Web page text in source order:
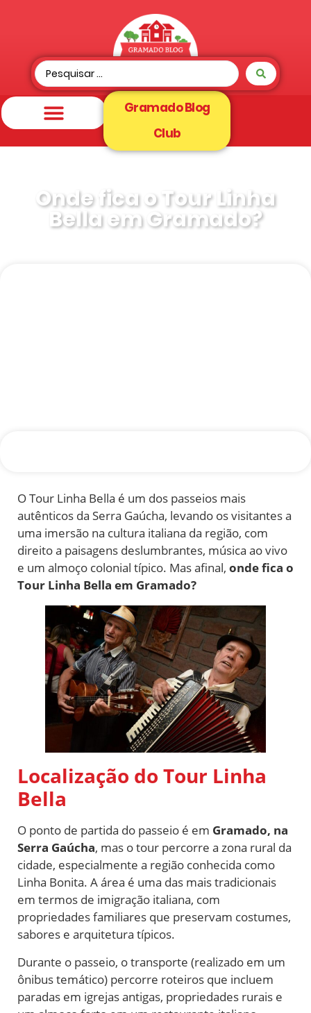
Gramado Blog
Club
Onde fica o Tour Linha
Bella em Gramado?
O Tour Linha Bella é um dos passeios mais
autênticos da Serra Gaúcha, levando os visitantes a
uma imersão na cultura italiana da região, com
direito a paisagens deslumbrantes, música ao vivo
e um almoço colonial típico. Mas afinal, onde fica o
Tour Linha Bella em Gramado?
Localização do Tour Linha
Bella
O ponto de partida do passeio é em Gramado, na
Serra Gaúcha, mas o tour percorre a zona rural da
cidade, especialmente a região conhecida como
Linha Bonita. A área é uma das mais tradicionais
em termos de imigração italiana, com
propriedades familiares que preservam costumes,
sabores e arquitetura típicos.
Durante o passeio, o transporte (realizado em um
ônibus temático) percorre roteiros que incluem
paradas em igrejas antigas, propriedades rurais e